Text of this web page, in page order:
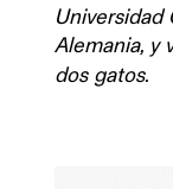
Universidad
Alemania, y
dos gatos.